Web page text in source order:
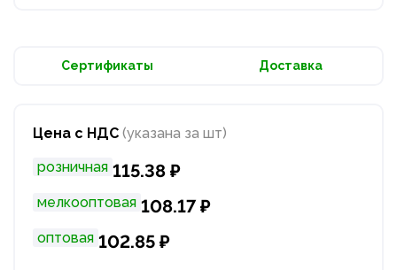
Сертификаты Доставка
Цена с НДС (указана за шт)
розничная 115.38 ₽
мелкооптовая 108.17 ₽
оптовая 102.85 ₽